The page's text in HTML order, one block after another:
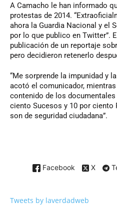
A Camacho le han informado
protestas de 2014.
ahora la Guardia Nacional y el
por lo que publico en Twitter”.
publicación de un reportaje
pero decidieron retenerlo
“Me sorprende la impunidad y
acotó el comunicador, mientras
contenido de los documentales
ciento Sucesos y 10 por
son de seguridad ciudadana”.
Facebook X
Tweets by laverdadweb